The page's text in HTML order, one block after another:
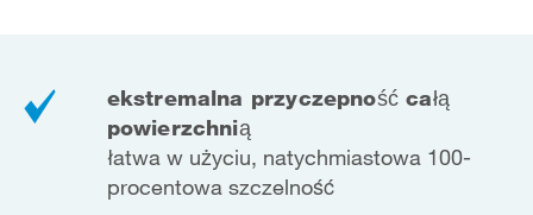
ekstremalna przyczepność całą
powierzchnią
łatwa w użyciu, natychmiastowa 100-
procentowa szczelność